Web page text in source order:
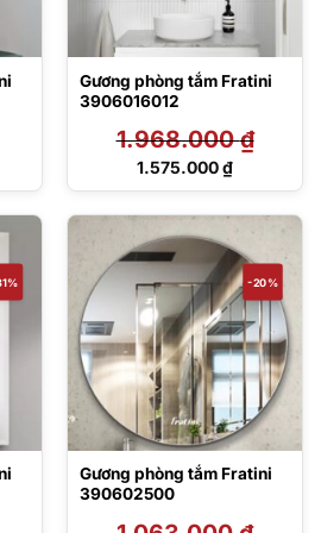
Gương phòng tắm Fratini
3906016012
1.968.000₫
Giá
1.968.000 ₫.
1.575.000₫
Giá
tại
là:
1.575.000 ₫.
-20%
Gương phòng tắm Fratini
390602500